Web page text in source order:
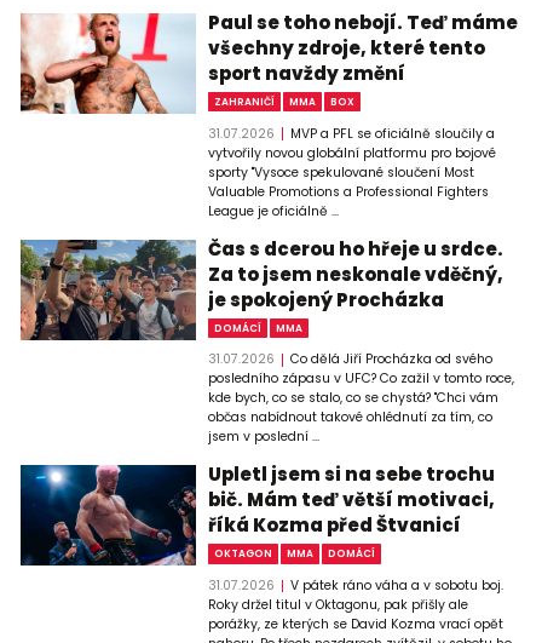
Paul se toho nebojí. Teď máme
všechny zdroje, které tento
sport navždy změní
ZAHRANIČÍ MMA BOX
31.07.2026
MVP a PFL se oficiálně sloučily a
vytvořily novou globální platformu pro bojové
sporty "Vysoce spekulované sloučení Most
Valuable Promotions a Professional Fighters
League je oficiálně ...
Čas s dcerou ho hřeje u srdce.
Za to jsem neskonale vděčný,
je spokojený Procházka
DOMÁCÍ MMA
31.07.2026
Co dělá Jiří Procházka od svého
posledního zápasu v UFC? Co zažil v tomto roce,
kde bych, co se stalo, co se chystá? "Chci vám
občas nabídnout takové ohlédnutí za tím, co
jsem v poslední ...
Upletl jsem si na sebe trochu
bič. Mám teď větší motivaci,
říká Kozma před Štvanicí
OKTAGON MMA DOMÁCÍ
31.07.2026
V pátek ráno váha a v sobotu boj.
Roky držel titul v Oktagonu, pak přišly ale
porážky, ze kterých se David Kozma vrací opět